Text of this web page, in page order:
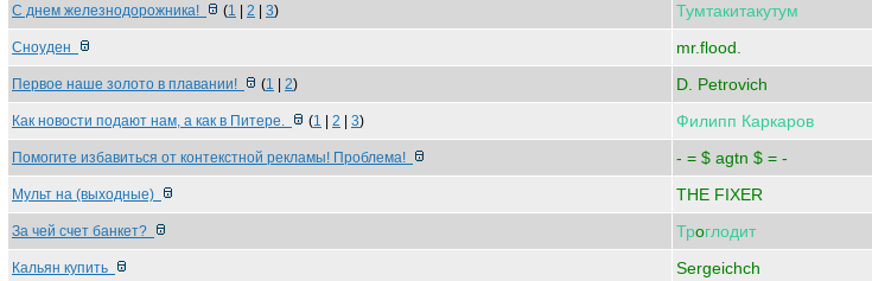
С днем железнодорожника! (1 2 3) Тумтакитакутум
Сноуден mr.flood.
Первое наше золото в плавании! (1 2) D. Petrovich
Как новости подают нам, а как в Питере. (1 2 3) Филипп Каркаров
Помогите избавиться от контекстной рекламы! Проблема! - = $ agtn $ = -
Мульт на (выходные) THE FIXER
За чей счет банкет? Трoглодит
Кальян купить Sergeichch